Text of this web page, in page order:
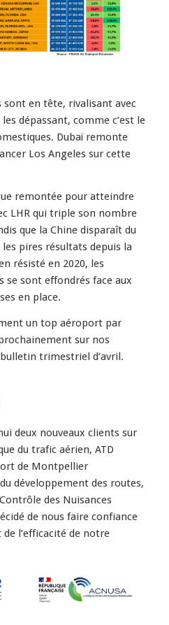
sont en tête, rivalisant avec
dépassant, comme c’est le
Dubaï remonte
Los Angeles sur cette
remontée pour atteindre
LHR qui triple son nombre
que la Chine disparaît du
pires résultats depuis la
résisté en 2020, les
se sont effondrés face aux
en place.
un top aéroport par
sur nos
trimestriel d’avril.
deux nouveaux clients sur
du trafic aérien, ATD
de Montpellier
développement des routes,
des Nuisances
de nous faire confiance
l’efficacité de notre